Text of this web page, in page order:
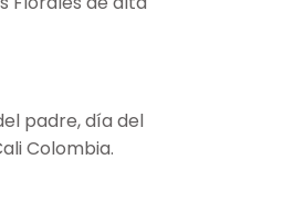
padre, día del
Colombia.